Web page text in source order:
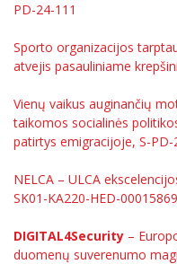
PD-24-111
Sporto organizacijos
atvejis pasauliniame
Vienų vaikus auginančių
taikomos socialinės
patirtys emigracijoje, S-PD-
NELCA – ULCA
SK01-KA220-HED-
DIGITAL4Security –
duomenų suverenumo